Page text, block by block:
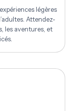
légères
Attendez-
les aventures, et